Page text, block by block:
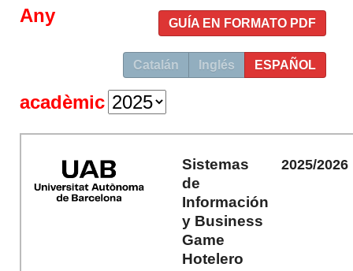
GUÍA EN FORMATO PDF
Catalán Inglés ESPAÑOL
Any
acadèmic
Sistemas
de
Información
y Business
Game
Hotelero
2025/2026